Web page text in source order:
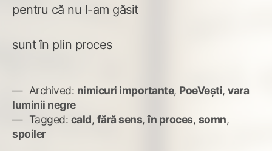
pentru că nu l-am găsit
sunt în plin proces
Archived: nimicuri importante, PoeVești, vara
luminii negre
Tagged: cald, fără sens,în proces, somn,
spoiler